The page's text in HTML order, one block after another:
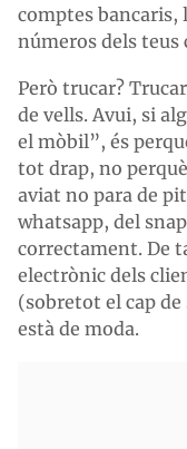
comptes
números dels teus
Però trucar?
de vells. Avui, si
el mòbil”, és
tot drap, no
aviat no para de
whatsapp, del
correctament. De
electrònic dels
(sobretot el cap
està de moda.